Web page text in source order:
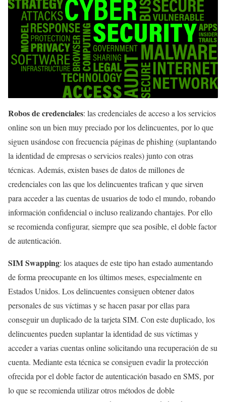
Robos de credenciales: las credenciales de acceso a los servicios
online son un bien muy preciado por los delincuentes, por lo que
siguen usándose con frecuencia páginas de phishing (suplantando
la identidad de empresas o servicios reales) junto con otras
técnicas. Además, existen bases de datos de millones de
credenciales con las que los delincuentes trafican y que sirven
para acceder a las cuentas de usuarios de todo el mundo, robando
información confidencial o incluso realizando chantajes. Por ello
se recomienda configurar, siempre que sea posible, el doble factor
de autenticación.
SIM Swapping: los ataques de este tipo han estado aumentando
de forma preocupante en los últimos meses, especialmente en
Estados Unidos. Los delincuentes consiguen obtener datos
personales de sus víctimas y se hacen pasar por ellas para
conseguir un duplicado de la tarjeta SIM. Con este duplicado, los
delincuentes pueden suplantar la identidad de sus víctimas y
acceder a varias cuentas online solicitando una recuperación de su
cuenta. Mediante esta técnica se consiguen evadir la protección
ofrecida por el doble factor de autenticación basado en SMS, por
lo que se recomienda utilizar otros métodos de doble